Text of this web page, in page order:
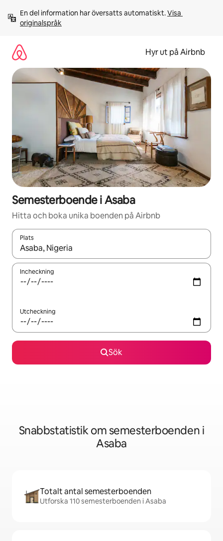
innehåll
En del information har översatts automatiskt. Visa
originalspråk
Hyr ut på Airbnb
Semesterboende i Asaba
Hitta och boka unika boenden på Airbnb
Plats
När resultaten är tillgängliga kan du navigera med upp- och
Incheckning
Utcheckning
Sök
Snabbstatistik om semesterboenden i
Asaba
Totalt antal semesterboenden
Utforska 110 semesterboenden i Asaba